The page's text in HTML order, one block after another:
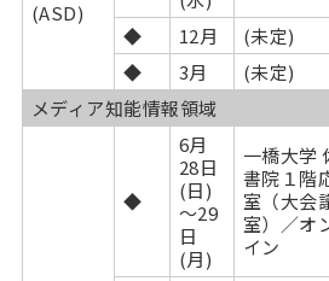
(ASD)
◆ 12月
(未定)
◆
3月
(未定)
メディア知能情報領域
◆
6月
28日
(日)
～29
日
(月)
一橋大学
書院１階
室（大会
室）／オ
イン